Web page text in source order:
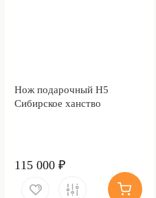
Нож подарочный Н5
Сибирское ханство
115 000 ₽